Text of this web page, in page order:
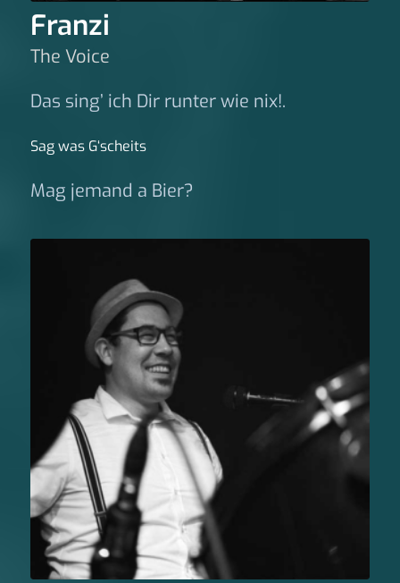
Franzi
The Voice
Das sing’ ich Dir runter wie nix!.
Sag was G‘scheits
Mag jemand a Bier?